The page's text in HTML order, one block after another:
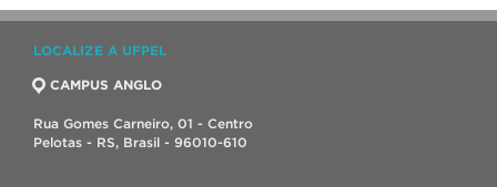
LOCALIZE A UFPEL
CAMPUS ANGLO
Rua Gomes Carneiro, 01 - Centro
Pelotas - RS, Brasil - 96010-610